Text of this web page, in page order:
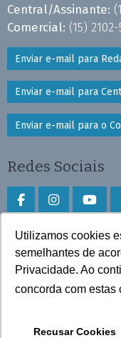
Utilizamos cookies
semelhantes de
Privacidade. Ao
concorda com estas
Recusar Cookies
Central/Assinante:
Comercial: (15)
Enviar e-mail para
Enviar e-mail para
Enviar e-mail para o
Redes Sociais
Faça download do
Play Store e App
Todos os